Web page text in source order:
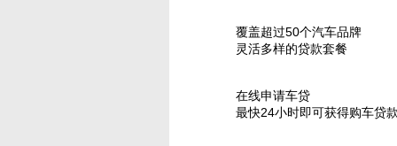
覆盖超过50个汽车品牌
灵活多样的贷款套餐
在线申请车贷
最快24小时即可获得购车贷